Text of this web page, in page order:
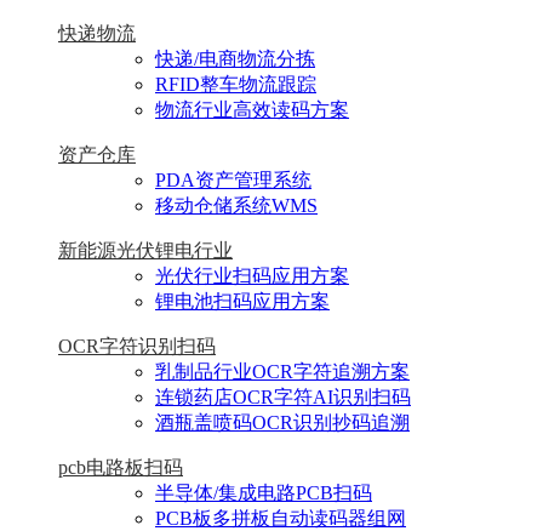
快递物流
快递/电商物流分拣
RFID整车物流跟踪
物流行业高效读码方案
资产仓库
PDA资产管理系统
移动仓储系统WMS
新能源光伏锂电行业
光伏行业扫码应用方案
锂电池扫码应用方案
OCR字符识别扫码
乳制品行业OCR字符追溯方案
连锁药店OCR字符AI识别扫码
酒瓶盖喷码OCR识别抄码追溯
pcb电路板扫码
半导体/集成电路PCB扫码
PCB板多拼板自动读码器组网